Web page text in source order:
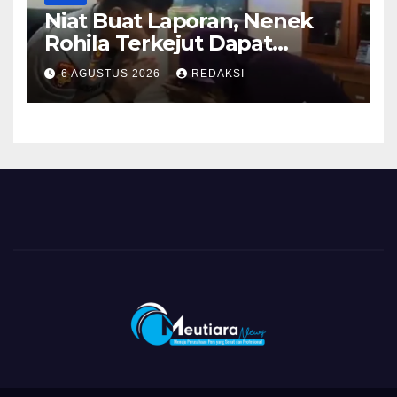
Niat Buat Laporan, Nenek
Rohila Terkejut Dapat
Bantuan dari Kabid Propam
Kombes Pol Eddwi
6 AGUSTUS 2026 REDAKSI